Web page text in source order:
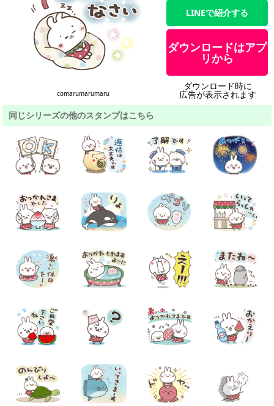
comarumarumaru
LINEで紹介する
ダウンロードはアプ
リから
ダウンロード時に
広告が表示されます
同じシリーズの他のスタンプはこちら